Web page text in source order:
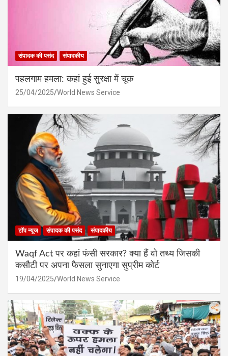
संपादक की पसंद संपादकीय
पहलगाम हमला: कहां हुई सुरक्षा में चूक
25/04/2025 World News Service
टॉप न्यूज संपादक की पसंद संपादकीय
Waqf Act पर कहां फंसी सरकार? क्या हैं वो तथ्य जिसकी
कसौटी पर अपना फैसला सुनाएगा सुप्रीम कोर्ट
19/04/2025 World News Service